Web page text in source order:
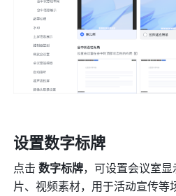
设置数字标牌
点击 数字标牌，可设置会议室
片、视频素材，用于活动宣传等